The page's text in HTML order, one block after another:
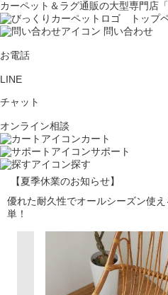
カーペット＆ラグ通販の大型専門店
問い合わせ
お電話
LINE
チャット
オンライン相談
カート
サポート
探す
【夏季休業のお知らせ】
優れた耐久性でオールシーズン使
単！